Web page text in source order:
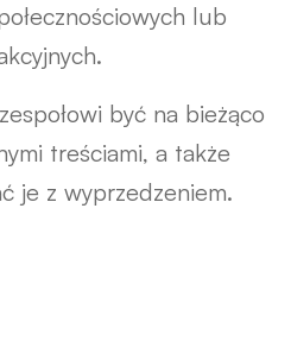
lub
być na bieżąco
treściami, a także
je z wyprzedzeniem.